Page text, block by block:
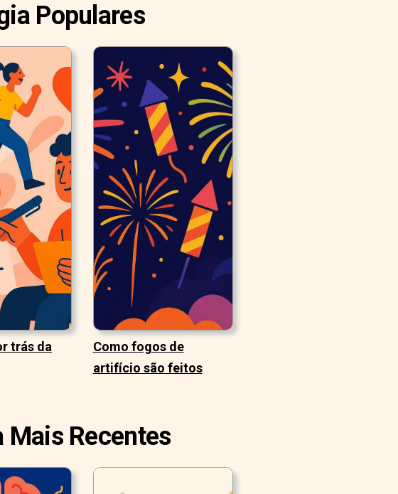
Populares
trás da
Como fogos de
artifício são feitos
Mais Recentes